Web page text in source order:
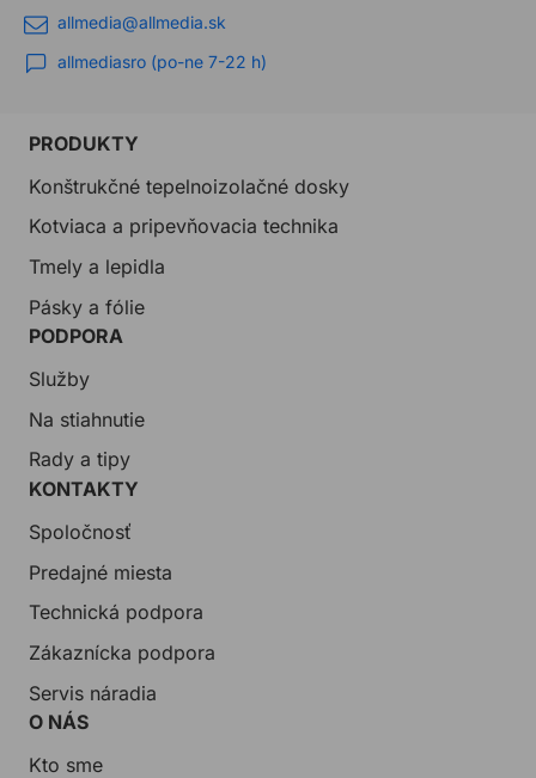
allmedia@allmedia.sk
allmediasro (po-ne 7-22 h)
PRODUKTY
Konštrukčné tepelnoizolačné dosky
Kotviaca a pripevňovacia technika
Tmely a lepidla
Pásky a fólie
PODPORA
Služby
Na stiahnutie
Rady a tipy
KONTAKTY
Spoločnosť
Predajné miesta
Technická podpora
Zákaznícka podpora
Servis náradia
O NÁS
Kto sme